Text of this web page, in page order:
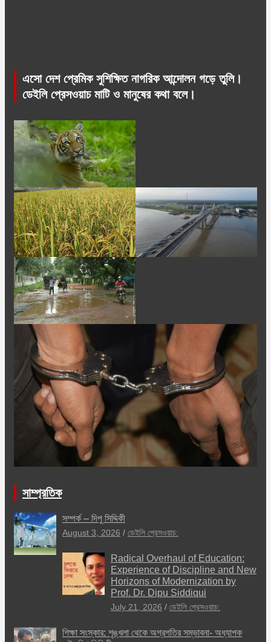
এসো দেশ প্রেমিক সুশিক্ষিত নাগরিক আন্দোলন গড়ে তুলি।
ডেইলি প্রেসওয়াচ মাটি ও মানুষের কথা বলে।
সাম্প্রতিক
সম্পর্ক – দিপু সিদ্দিকী
August 3, 2026 ডেইলি প্রেসওয়াচ:
Radical Overhaul of Education:
Experience of Discipline and New
Horizons of Modernization by
Prof. Dr. Dipu Siddiqui
July 21, 2026 ডেইলি প্রেসওয়াচ:
শিক্ষা সংস্কার: শৃঙ্খলা থেকে অগ্রগতির সম্ভাবনা- অধ্যাপক